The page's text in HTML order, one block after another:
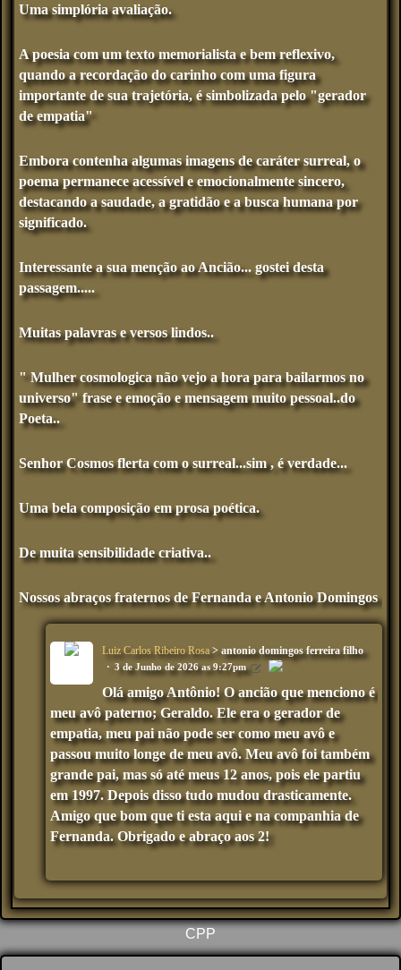
Uma simplória avaliação.
A poesia com um texto memorialista e bem reflexivo,
quando a recordação do carinho com uma figura
importante de sua trajetória, é simbolizada pelo "gerador
de empatia"
Embora contenha algumas imagens de caráter surreal, o
poema permanece acessível e emocionalmente sincero,
destacando a saudade, a gratidão e a busca humana por
significado.
Interessante a sua menção ao Ancião... gostei desta
passagem.....
Muitas palavras e versos lindos..
" Mulher cosmologica não vejo a hora para bailarmos no
universo" frase e emoção e mensagem muito pessoal..do
Poeta..
Senhor Cosmos flerta com o surreal...sim , é verdade...
Uma bela composição em prosa poética.
De muita sensibilidade criativa..
Nossos abraços fraternos de Fernanda e Antonio Domingos
Luiz Carlos Ribeiro Rosa > antonio domingos ferreira filho
3 de Junho de 2026 as 9:27pm
Olá amigo Antônio! O ancião que menciono é
meu avô paterno; Geraldo. Ele era o gerador de
empatia, meu pai não pode ser como meu avô e
passou muito longe de meu avô. Meu avô foi também
grande pai, mas só até meus 12 anos, pois ele partiu
em 1997. Depois disso tudo mudou drasticamente.
Amigo que bom que ti esta aqui e na companhia de
Fernanda. Obrigado e abraço aos 2!
CPP